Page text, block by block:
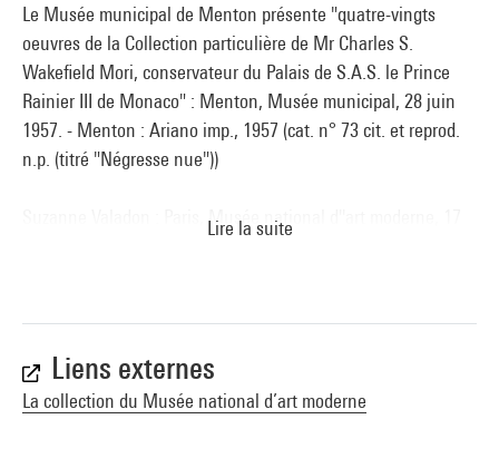
Le Musée municipal de Menton présente "quatre-vingts
oeuvres de la Collection particulière de Mr Charles S.
Wakefield Mori, conservateur du Palais de S.A.S. le Prince
Rainier III de Monaco" : Menton, Musée municipal, 28 juin
1957. - Menton : Ariano imp., 1957 (cat. n° 73 cit. et reprod.
n.p. (titré "Négresse nue"))
Suzanne Valadon : Paris, Musée national d''art moderne, 17
Maurice Utrillo et Suzanne Valadon. 150ème anniversaire de
la naissance de Suzanne Valadon : Tokyo // Hiroshima //
Kyoto // Saga, 13 avril-6 décembre 2015, Paris/Tokyo : IS ART
Lire la suite
Liens externes
La collection du Musée national d’art moderne